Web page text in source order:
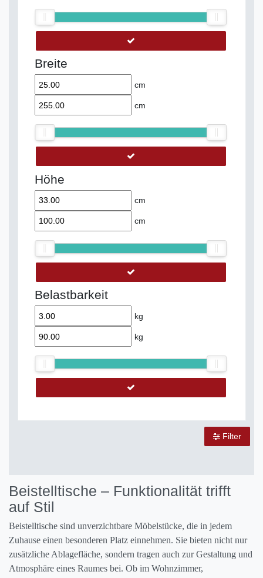
Breite
cm
cm
Höhe
cm
cm
Belastbarkeit
kg
kg
Filter
Beistelltische – Funktionalität trifft
auf Stil
Beistelltische sind unverzichtbare Möbelstücke, die in jedem
Zuhause einen besonderen Platz einnehmen. Sie bieten nicht nur
zusätzliche Ablagefläche, sondern tragen auch zur Gestaltung und
Atmosphäre eines Raumes bei. Ob im Wohnzimmer,